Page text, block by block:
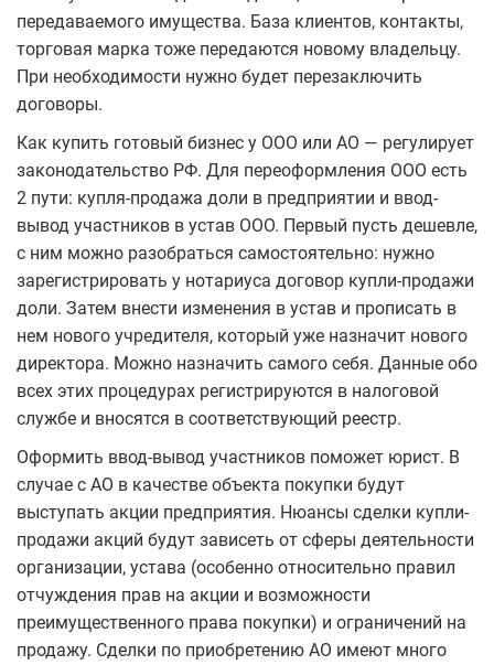
передаваемого имущества. База клиентов, контакты,
торговая марка тоже передаются новому владельцу.
При необходимости нужно будет перезаключить
договоры.
Как купить готовый бизнес у ООО или АО — регулирует
законодательство РФ. Для переоформления ООО есть
2 пути: купля-продажа доли в предприятии и ввод-
вывод участников в устав ООО. Первый пусть дешевле,
с ним можно разобраться самостоятельно: нужно
зарегистрировать у нотариуса договор купли-продажи
доли. Затем внести изменения в устав и прописать в
нем нового учредителя, который уже назначит нового
директора. Можно назначить самого себя. Данные обо
всех этих процедурах регистрируются в налоговой
службе и вносятся в соответствующий реестр.
Оформить ввод-вывод участников поможет юрист. В
случае с АО в качестве объекта покупки будут
выступать акции предприятия. Нюансы сделки купли-
продажи акций будут зависеть от сферы деятельности
организации, устава (особенно относительно правил
отчуждения прав на акции и возможности
преимущественного права покупки) и ограничений на
продажу. Сделки по приобретению АО имеют много